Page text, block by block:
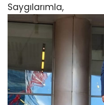
Saygılarımla,